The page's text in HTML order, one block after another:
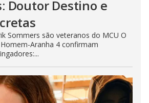
Doutor Destino e
Sommers são veteranos do MCU O
Aranha 4 confirmam